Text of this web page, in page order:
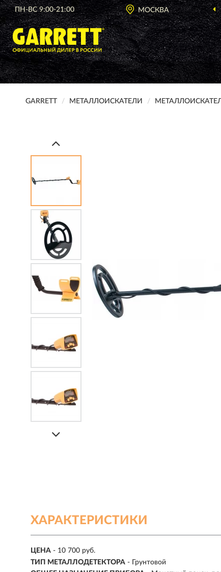
ПН-ВС 9:00-21:00 МОСКВА
GARRETT МЕТАЛЛОИСКАТЕЛИ МЕТАЛЛОИСКАТЕЛЬ
ХАРАКТЕРИСТИКИ
ЦЕНА - 10 700 руб.
ТИП МЕТАЛЛОДЕТЕКТОРА - Грунтовой